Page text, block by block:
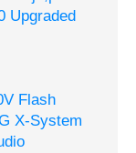
Upgraded
Flash
X-System